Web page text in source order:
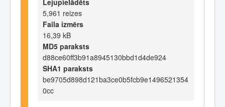
Lejupielādēts
5,961 reizes
Faila izmērs
16,39 kB
MD5 paraksts
d88ce60ff3b91a8945130bbd1d4de924
SHA1 paraksts
be9705d898d121ba3ce0b5fcb9e1496521354
0cc